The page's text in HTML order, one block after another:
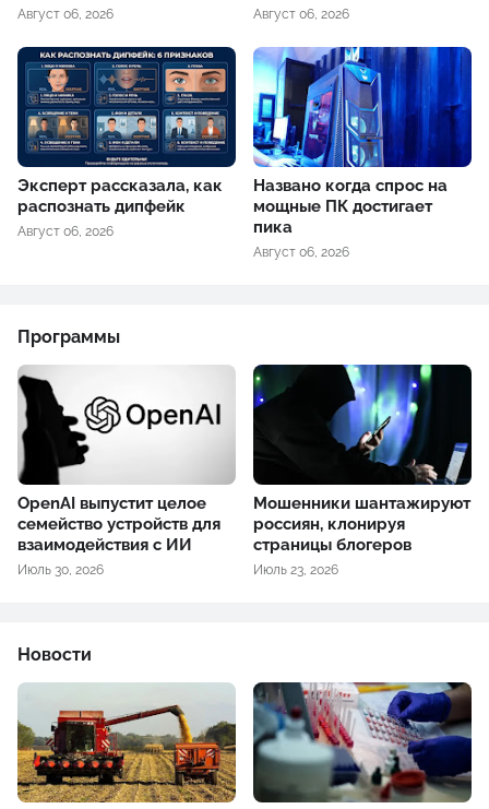
Август 06, 2026 Август 06, 2026
Эксперт рассказала, как
распознать дипфейк
Август 06, 2026
Названо когда спрос на
мощные ПК достигает
пика
Август 06, 2026
Программы
OpenAI выпустит целое
семейство устройств для
взаимодействия с ИИ
Июль 30, 2026
Мошенники шантажируют
россиян, клонируя
страницы блогеров
Июль 23, 2026
Новости